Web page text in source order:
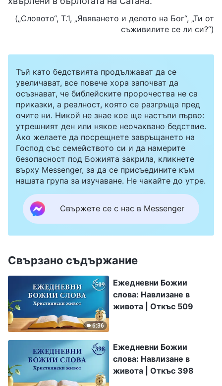
(„Словото“, Т.1, „Явяването и делото на Бог“, „Ти от
съживилите се ли си?“)
Тъй като бедствията продължават да се
увеличават, все повече хора започват да
осъзнават, че библейските пророчества не са
приказки, а реалност, която се разгръща пред
очите ни. Никой не знае кое ще настъпи първо:
утрешният ден или някое неочаквано бедствие.
Ако желаете да посрещнете завръщането на
Господ със семейството си и да намерите
безопасност под Божията закрила, кликнете
върху Messenger, за да се присъедините към
нашата група за изучаване. Не чакайте до утре.
Свържете се с нас в Messenger
Свързано съдържание
6:36
Ежедневни Божии
слова: Навлизане в
живота | Откъс 509
Ежедневни Божии
слова: Навлизане в
живота | Откъс 398